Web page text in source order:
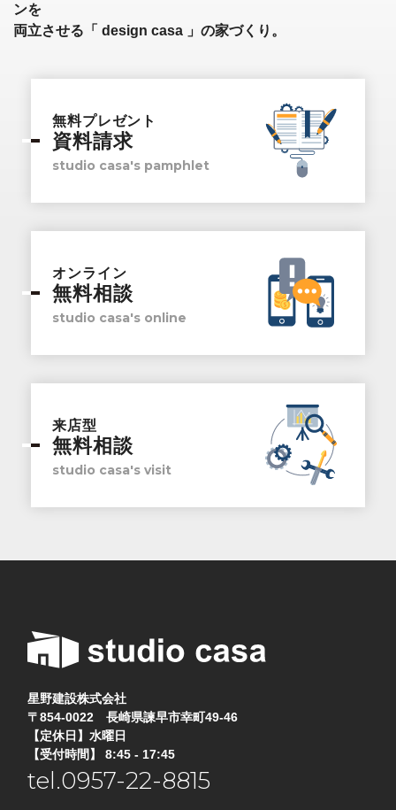
ンを
両立させる「 design casa 」の家づくり。
無料プレゼント
資料請求
studio casa's pamphlet
オンライン
無料相談
studio casa's online
来店型
無料相談
studio casa's visit
星野建設株式会社
〒854-0022 長崎県諫早市幸町49-46
【定休日】水曜日
【受付時間】 8:45 - 17:45
tel.0957-22-8815